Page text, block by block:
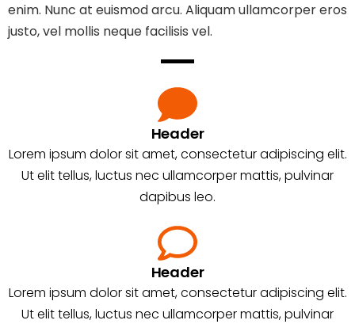
enim. Nunc at euismod arcu. Aliquam ullamcorper eros
justo, vel mollis neque facilisis vel.
Header
Lorem ipsum dolor sit amet, consectetur adipiscing elit.
Ut elit tellus, luctus nec ullamcorper mattis, pulvinar
dapibus leo.
Header
Lorem ipsum dolor sit amet, consectetur adipiscing elit.
Ut elit tellus, luctus nec ullamcorper mattis, pulvinar